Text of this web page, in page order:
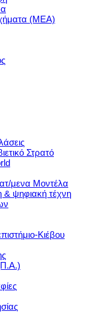
(ΜΕΑ)
Στρατό
μενα Μοντέλα
& ψηφιακή τέχνη
Κιέβου